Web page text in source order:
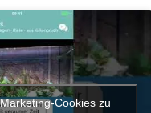
Cookies zu